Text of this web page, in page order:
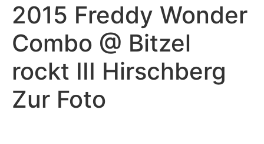
2015 Freddy Wonder
Combo @ Bitzel
rockt III Hirschberg
Zur Foto